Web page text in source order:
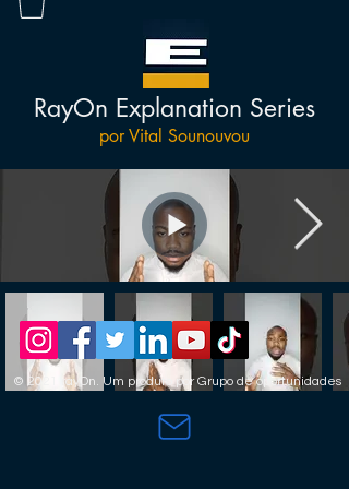
RayOn Explanation Series
por Vital Sounouvou
© 2021 rayOn. Um produto por Grupo de oportunidades